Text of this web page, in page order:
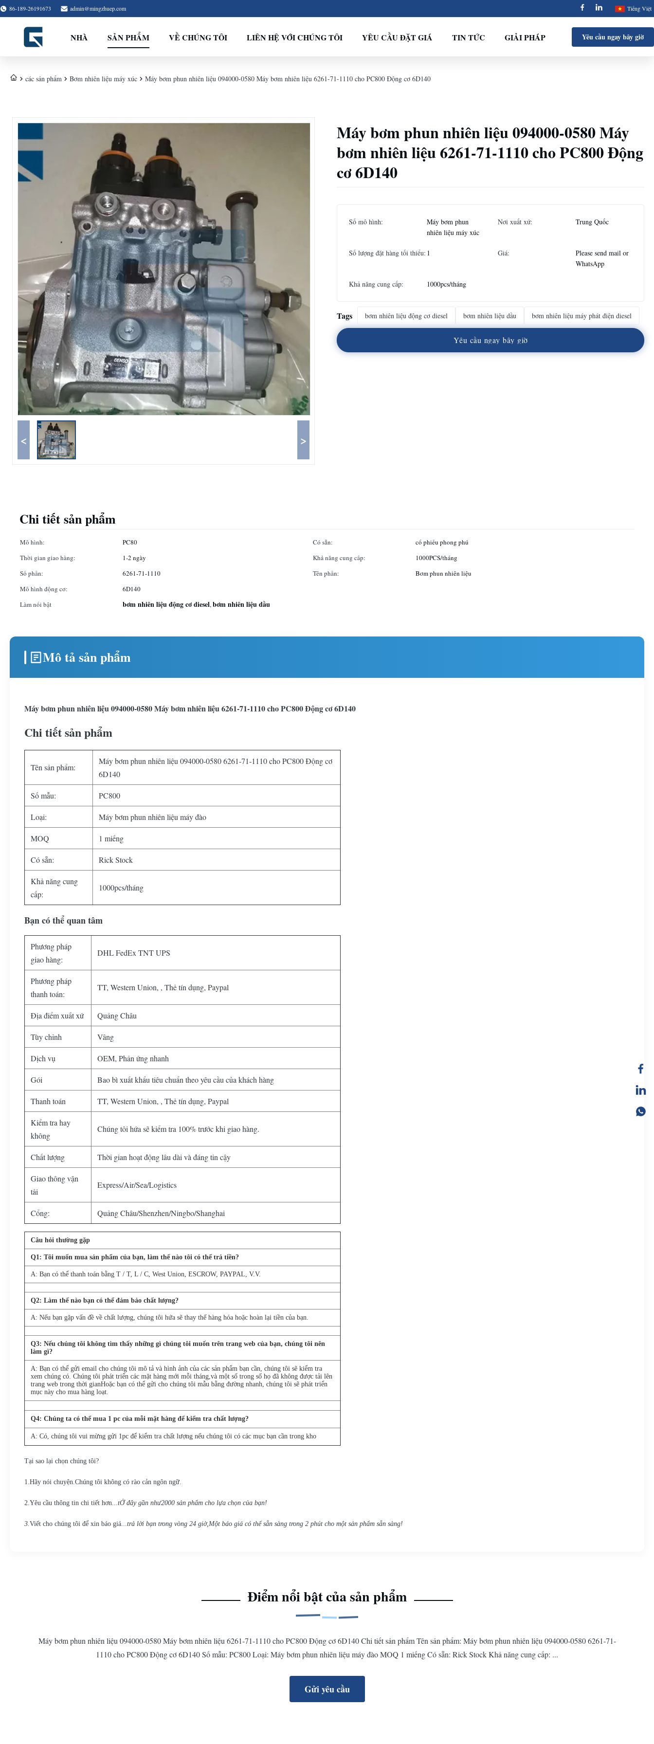
86-189-26191673 admin@mingzhuep.com Tiếng Việt
NHÀ SẢN PHẨM VỀ CHÚNG TÔI LIÊN HỆ VỚI CHÚNG TÔI YÊU CẦU ĐẶT GIÁ TIN TỨC GIẢI PHÁP Yêu cầu ngay bây giờ
các sản phẩm Bơm nhiên liệu máy xúc Máy bơm phun nhiên liệu 094000-0580 Máy bơm nhiên liệu 6261-71-1110 cho PC800 Động cơ 6D140
< >
Máy bơm phun nhiên liệu 094000-0580 Máy
bơm nhiên liệu 6261-71-1110 cho PC800 Động
cơ 6D140
Số mô hình:
Máy bơm phun
nhiên liệu máy xúc
Nơi xuất xứ: Trung Quốc
Số lượng đặt hàng tối thiểu: 1 Giá:
Please send mail or
WhatsApp
Khả năng cung cấp: 1000pcs/tháng
Tags bơm nhiên liệu động cơ diesel bơm nhiên liệu dầu bơm nhiên liệu máy phát điện diesel
Yêu cầu ngay bây giờ
Chi tiết sản phẩm
Mô hình: PC80 Có sẵn:
cổ phiếu phong phú
Thời gian giao hàng:
1-2 ngày Khả năng cung cấp:
1000PCS/tháng
Số phần:
6261-71-1110 Tên phần:
Bơm phun nhiên liệu
Mô hình động cơ:
6D140
Làm nổi bật
bơm nhiên liệu động cơ diesel,bơm nhiên liệu dầu
Mô tả sản phẩm
Máy bơm phun nhiên liệu 094000-0580 Máy bơm nhiên liệu 6261-71-1110 cho PC800 Động cơ 6D140
Chi tiết sản phẩm
Tên sản phẩm:
Máy bơm phun nhiên liệu 094000-0580 6261-71-1110 cho PC800 Động cơ
6D140
Số mẫu: PC800
Loại: Máy bơm phun nhiên liệu máy đào
MOQ 1 miếng
Có sẵn: Rick Stock
Khả năng cung
cấp:
1000pcs/tháng
Bạn có thể quan tâm
Phương pháp
giao hàng:
DHL FedEx TNT UPS
Phương pháp
thanh toán:
TT, Western Union, , Thẻ tín dụng, Paypal
Địa điểm xuất xứ Quảng Châu
Tùy chỉnh Vâng
Dịch vụ OEM, Phản ứng nhanh
Gói Bao bì xuất khẩu tiêu chuẩn theo yêu cầu của khách hàng
Thanh toán TT, Western Union, , Thẻ tín dụng, Paypal
Kiểm tra hay
không
Chúng tôi hứa sẽ kiểm tra 100% trước khi giao hàng.
Chất lượng Thời gian hoạt động lâu dài và đáng tin cậy
Giao thông vận
tải
Express/Air/Sea/Logistics
Cổng: Quảng Châu/Shenzhen/Ningbo/Shanghai
Câu hỏi thường gặp
Q1: Tôi muốn mua sản phẩm của bạn, làm thế nào tôi có thể trả tiền?
A: Bạn có thể thanh toán bằng T / T, L / C, West Union, ESCROW, PAYPAL, V.V.
Q2: Làm thế nào bạn có thể đảm bảo chất lượng?
A: Nếu bạn gặp vấn đề về chất lượng, chúng tôi hứa sẽ thay thế hàng hóa hoặc hoàn lại tiền của bạn.
Q3: Nếu chúng tôi không tìm thấy những gì chúng tôi muốn trên trang web của bạn, chúng tôi nên
làm gì?
A: Bạn có thể gửi email cho chúng tôi mô tả và hình ảnh của các sản phẩm bạn cần, chúng tôi sẽ kiểm tra
xem chúng có. Chúng tôi phát triển các mặt hàng mới mỗi tháng,và một số trong số họ đã không được tải lên
trang web trong thời gianHoặc bạn có thể gửi cho chúng tôi mẫu bằng đường nhanh, chúng tôi sẽ phát triển
mục này cho mua hàng loạt.
Q4: Chúng ta có thể mua 1 pc của mỗi mặt hàng để kiểm tra chất lượng?
A: Có, chúng tôi vui mừng gửi 1pc để kiểm tra chất lượng nếu chúng tôi có các mục bạn cần trong kho
Tại sao lại chọn chúng tôi?
1.Hãy nói chuyện.Chúng tôi không có rào cản ngôn ngữ.
2.Yêu cầu thông tin chi tiết hơn...tỞ đây gần như2000 sản phẩm cho lựa chọn của bạn!
3.Viết cho chúng tôi để xin báo giá...trả lời bạn trong vòng 24 giờ,Một báo giá có thể sẵn sàng trong 2 phút cho một sản phẩm sẵn sàng!
Điểm nổi bật của sản phẩm
Máy bơm phun nhiên liệu 094000-0580 Máy bơm nhiên liệu 6261-71-1110 cho PC800 Động cơ 6D140 Chi tiết sản phẩm Tên sản phẩm: Máy bơm phun nhiên liệu 094000-0580 6261-71-
1110 cho PC800 Động cơ 6D140 Số mẫu: PC800 Loại: Máy bơm phun nhiên liệu máy đào MOQ 1 miếng Có sẵn: Rick Stock Khả năng cung cấp: ...
Gửi yêu cầu